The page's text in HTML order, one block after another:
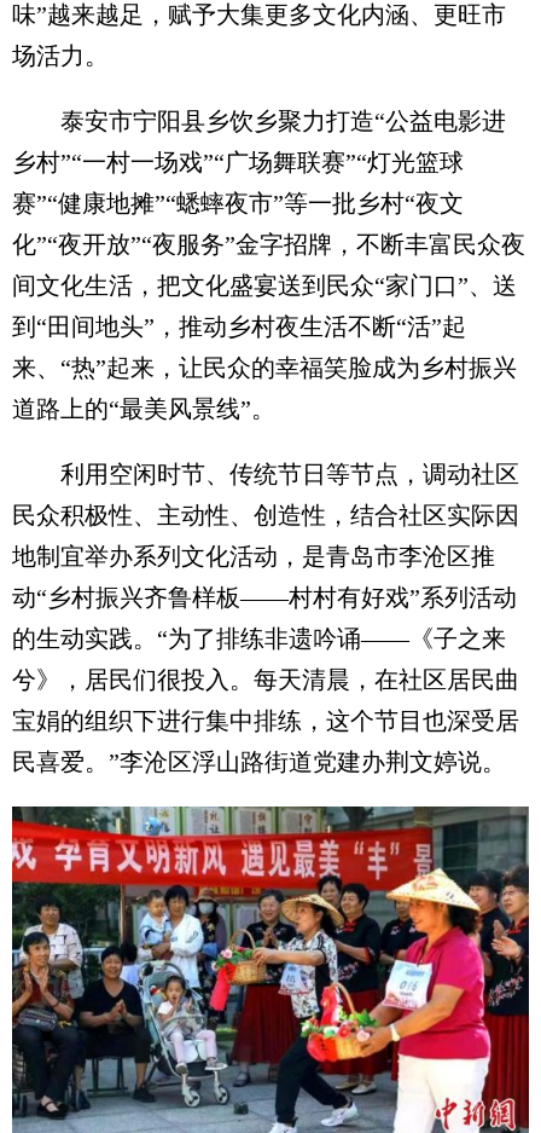
味”越来越足，赋予大集更多文化内涵、更旺市
场活力。
泰安市宁阳县乡饮乡聚力打造“公益电影进
乡村”“一村一场戏”“广场舞联赛”“灯光篮球
赛”“健康地摊”“蟋蟀夜市”等一批乡村“夜文
化”“夜开放”“夜服务”金字招牌，不断丰富民众夜
间文化生活，把文化盛宴送到民众“家门口”、送
到“田间地头”，推动乡村夜生活不断“活”起
来、“热”起来，让民众的幸福笑脸成为乡村振兴
道路上的“最美风景线”。
利用空闲时节、传统节日等节点，调动社区
民众积极性、主动性、创造性，结合社区实际因
地制宜举办系列文化活动，是青岛市李沧区推
动“乡村振兴齐鲁样板——村村有好戏”系列活动
的生动实践。“为了排练非遗吟诵——《子之来
兮》，居民们很投入。每天清晨，在社区居民曲
宝娟的组织下进行集中排练，这个节目也深受居
民喜爱。”李沧区浮山路街道党建办荆文婷说。